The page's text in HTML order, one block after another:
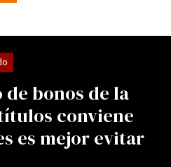
de bonos de la
conviene
es mejor evitar